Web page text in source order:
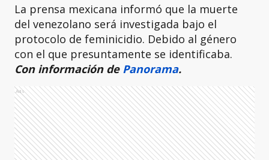
La prensa mexicana informó que la muerte
del venezolano será investigada bajo el
protocolo de feminicidio. Debido al género
con el que presuntamente se identificaba.
Con información de Panorama.
Ads